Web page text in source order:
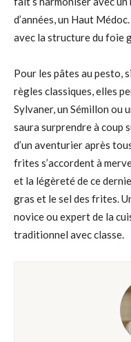
d’années, un Haut
avec la structure du foie
Pour les pâtes au pesto,
règles classiques, elles
Sylvaner, un Sémillon ou
saura surprendre à coup
d’un aventurier après
frites s’accordent à
et la légèreté de ce
gras et le sel des frites.
novice ou expert de la
traditionnel avec classe.